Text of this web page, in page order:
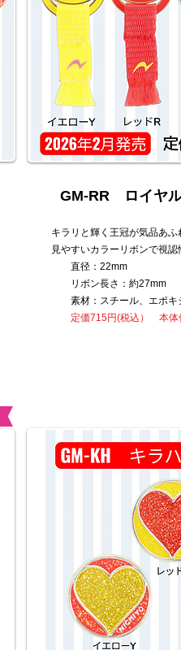
GM-RR ロイヤル
キラリと輝く王冠が気品あふ
見やすいカラーリボンで視認
直径 ：22mm
リボン長さ：約27mm
素材：スチール、エポキ
定価715円(税込） 本体